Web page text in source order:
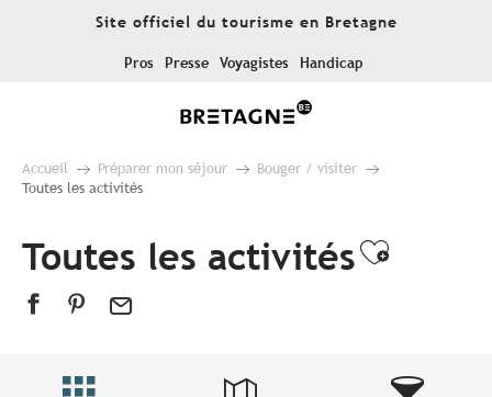
Site officiel du tourisme en Bretagne
Pros Presse Voyagistes Handicap
Accueil Préparer mon séjour
Bouger / visiter
Toutes les activités
Toutes les activités